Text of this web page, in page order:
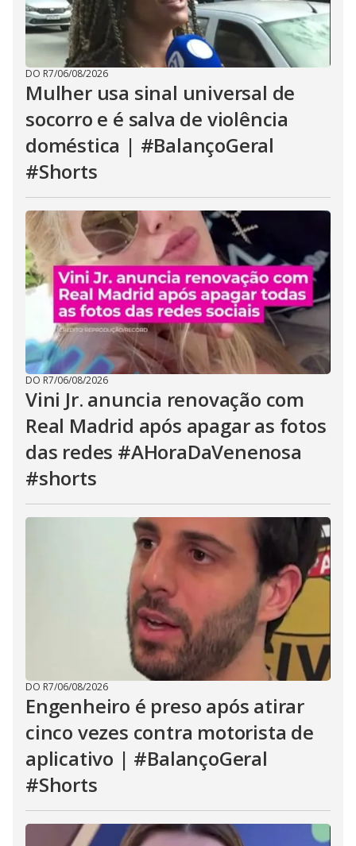
DO R7/06/08/2026
Mulher usa sinal universal de
socorro e é salva de violência
doméstica | #BalançoGeral
#Shorts
DO R7/06/08/2026
Vini Jr. anuncia renovação com
Real Madrid após apagar as fotos
das redes #AHoraDaVenenosa
#shorts
DO R7/06/08/2026
Engenheiro é preso após atirar
cinco vezes contra motorista de
aplicativo | #BalançoGeral
#Shorts